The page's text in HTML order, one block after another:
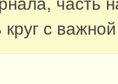
часть
круг с